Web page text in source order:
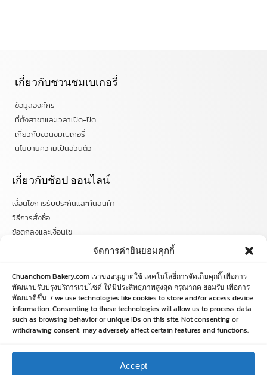
จัดการคำยินยอมคุกกี้
Chuanchom Bakery.com เราขออนุญาตใช้ เทคโนโลยี่การจัดเก็บคุกกี๊ เพื่อการ
พัฒนาปรับปรุงบริการเวปไซด์ ให้มีประสิทธฺภาพสูงสุด กรุณากด ยอมรับ เพื่อการ
พัฒนาดีขึ้น / we use technologies like cookies to store and/or access device
information. Consenting to these technologies will allow us to process data
such as browsing behavior or unique IDs on this site. Not consenting or
withdrawing consent, may adversely affect certain features and functions.
Accept
เกี่ยวกับชวนชมเบเกอรี่
ข้อมูลองค์กร
ที่ตั้งสาขาและเวลาเปิด-ปิด
เกี่ยวกับชวนชมเบเกอรี่
นโยบายความเป็นส่วนตัว
เกี่ยวกับช้อป ออนไลน์
เงื่อนไขการรับประกันและคืนสินค้า
วิธีการสั่งซื้อ
ข้อตกลงและเงื่อนไข
ติดตามข่าวสารได้ที่
chuanchombakery
chuanchombakery
www.chuanchombakery.com